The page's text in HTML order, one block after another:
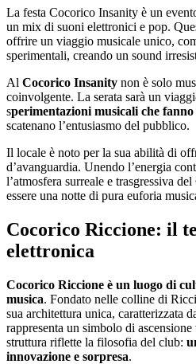
La festa Cocorico Insanity è un
un mix di suoni elettronici e pop.
offrire un viaggio musicale unico,
sperimentali, creando un sound
Al Cocorico Insanity non è solo
coinvolgente. La serata sarà un
sperimentazioni musicali che
scatenano l’entusiasmo del pubblico.
Il locale è noto per la sua abilità di
d’avanguardia. Unendo l’energia
l’atmosfera surreale e trasgressiva
essere una notte di pura euforia
Cocorico Riccione: il
elettronica
Cocorico Riccione è un luogo di
musica. Fondato nelle colline di
sua architettura unica, caratterizzata
rappresenta un simbolo di
struttura riflette la filosofia del club:
innovazione e sorpresa.